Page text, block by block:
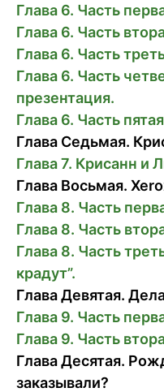
Глава 6. Часть
Глава 6. Часть
Глава 6. Часть
Глава 6. Часть
презентация.
Глава 6. Часть
Глава Седьмая.
Глава 7. Крисанн и
Глава Восьмая.
Глава 8. Часть
Глава 8. Часть
Глава 8. Часть
крадут”.
Глава Девятая.
Глава 9. Часть
Глава 9. Часть
Глава Деcятая.
заказывали?